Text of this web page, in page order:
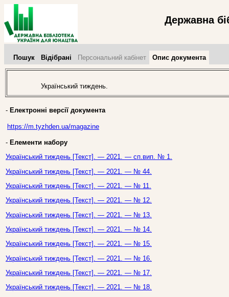
Державна
Пошук Відібрані Персональний кабінет Опис документа
Український тиждень.
- Електронні версії документа
https://m.tyzhden.ua/magazine
- Елементи набору
Український тиждень [Текст]. — 2021. — сп.вип. № 1.
Український тиждень [Текст]. — 2021. — № 44.
Український тиждень [Текст]. — 2021. — № 11.
Український тиждень [Текст]. — 2021. — № 12.
Український тиждень [Текст]. — 2021. — № 13.
Український тиждень [Текст]. — 2021. — № 14.
Український тиждень [Текст]. — 2021. — № 15.
Український тиждень [Текст]. — 2021. — № 16.
Український тиждень [Текст]. — 2021. — № 17.
Український тиждень [Текст]. — 2021. — № 18.